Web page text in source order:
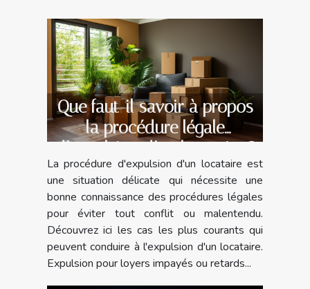
Que faut-il savoir à propos
la procédure légale
d’expulsion d’un locataire ?
La procédure d'expulsion d'un locataire est
une situation délicate qui nécessite une
bonne connaissance des procédures légales
pour éviter tout conflit ou malentendu.
Découvrez ici les cas les plus courants qui
peuvent conduire à l'expulsion d'un locataire.
Expulsion pour loyers impayés ou retards...